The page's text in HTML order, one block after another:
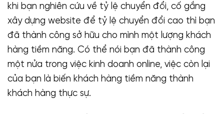
khi bạn nghiên cứu về tỷ lệ chuyển đổi, cố gắng
xây dựng website để tỷ lệ chuyển đổi cao thì bạn
đã thành công sở hữu cho mình một lượng khách
hàng tiềm năng. Có thể nói bạn đã thành công
một nửa trong việc kinh doanh online, việc còn lại
của bạn là biến khách hàng tiềm năng thành
khách hàng thực sự.